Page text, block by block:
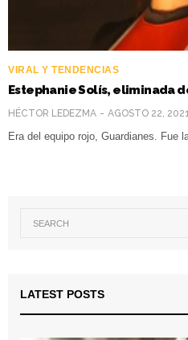
VIRAL Y TENDENCIAS
Estephanie Solís, eliminada
HÉCTOR LEDEZMA AGOSTO 22, 2021
Era del equipo rojo, Guardianes. Fue
LATEST POSTS